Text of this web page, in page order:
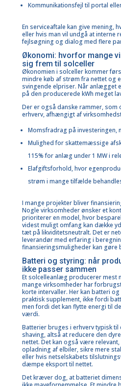
Kommunikationsfejl til portal
En serviceaftale kan give mening,
eller hvis man vil undgå at interne
fejlsøgning og dialog med flere
Økonomi: hvorfor mange
sig frem til solceller
Økonomien i solceller kommer
mindre køb af strøm fra nettet og
svingende elpriser. Når anlægget
på den producerede kWh meget
Der er også danske rammer,
erhverv, afhængigt af
Momsfradrag på investeringen,
Mulighed for skattemæssige
115% for anlæg under 1 MW i
Elafgiftsforhold, hvor
strøm i mange tilfælde
I mange projekter bliver
Nogle virksomheder ønsker et
prioriterer en model, hvor
videst muligt omfang kan dække
tæt på likviditetsneutralt. Det er
leverandør med erfaring i
finansieringsmulighederkan gøre
Batteri og styring: når
ikke passer sammen
Et solcelleanlæg producerer mest
mange virksomheder har
korte intervaller. Her kan batteri
praktisk supplement, ikke fordi
men fordi det kan flytte energi til
værdi.
Batterier bruges i erhverv typisk
shaving, altså at reducere den
nettet. Det kan også være relevant,
opladning af elbiler, sikre mere
eller hvis netselskabets
dæmpe eksport til nettet.
Det kræver dog, at batteriet